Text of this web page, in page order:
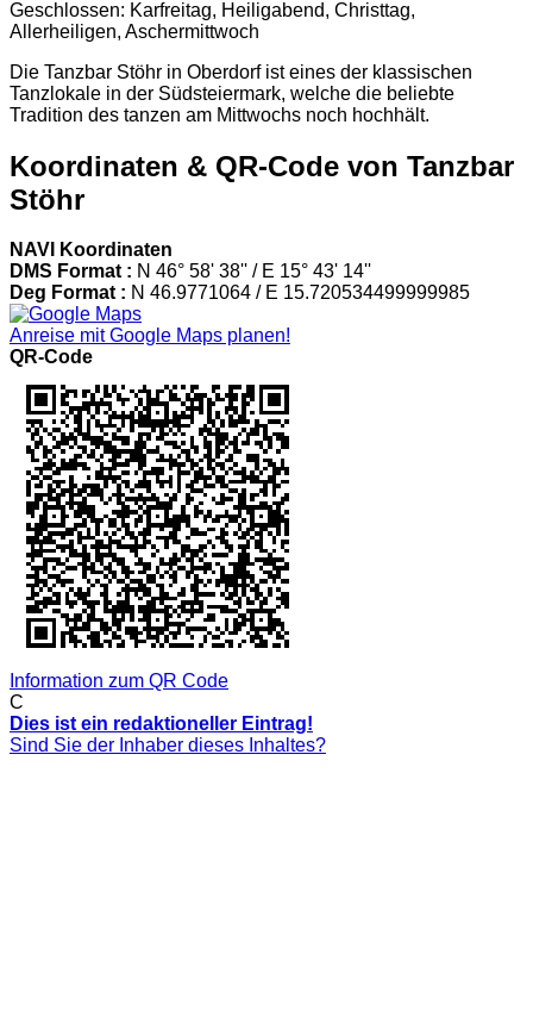
Geschlossen: Karfreitag, Heiligabend, Christtag,
Allerheiligen, Aschermittwoch
Die Tanzbar Stöhr in Oberdorf ist eines der klassischen
Tanzlokale in der Südsteiermark, welche die beliebte
Tradition des tanzen am Mittwochs noch hochhält.
Koordinaten & QR-Code von Tanzbar
Stöhr
NAVI Koordinaten
DMS Format : N 46° 58' 38'' / E 15° 43' 14''
Deg Format : N 46.9771064 / E 15.720534499999985
Anreise mit Google Maps planen!
QR-Code
Information zum QR Code
C
Dies ist ein redaktioneller Eintrag!
Sind Sie der Inhaber dieses Inhaltes?